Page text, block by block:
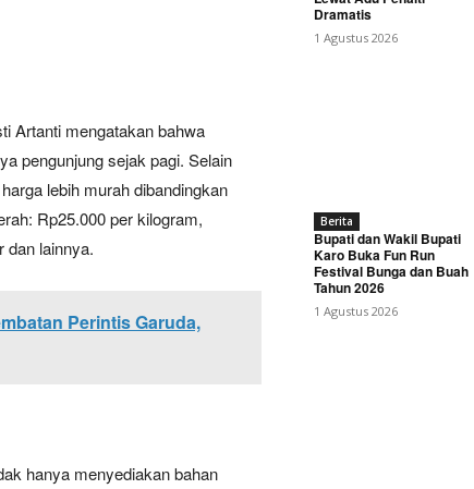
Artanti mengatakan bahwa
pengunjung sejak pagi. Selain
lebih murah dibandingkan
Rp25.000 per kilogram,
dan lainnya.
Perintis Garuda,
hanya menyediakan bahan
Dramatis
1 Agustus 2026
Berita
Bupati dan Wakil Bupati
Karo Buka Fun Run
Festival Bunga dan Buah
Tahun 2026
1 Agustus 2026